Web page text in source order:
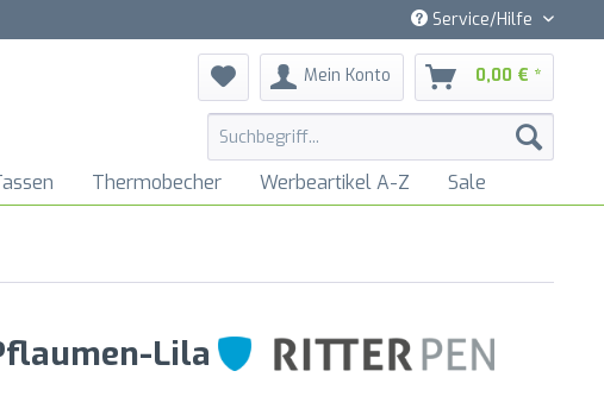
Service/Hilfe
Mein Konto 0,00 € *
Thermobecher Werbeartikel A-Z Sale
Lila